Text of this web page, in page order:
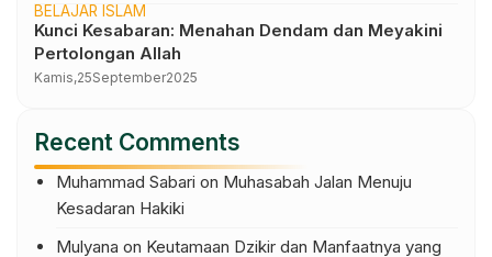
BELAJAR ISLAM
Kunci Kesabaran: Menahan Dendam dan Meyakini
Pertolongan Allah
Kamis,25September2025
Recent Comments
Muhammad Sabari on Muhasabah Jalan Menuju
Kesadaran Hakiki
Mulyana on Keutamaan Dzikir dan Manfaatnya yang